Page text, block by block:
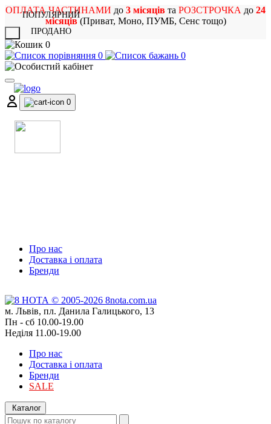
ОПЛАТА ЧАСТИНАМИ до 3 місяців та РОЗСТРОЧКА до 24
місяців(Приват, Моно, ПУМБ, Сенс тощо)
0
0
0
0
Про нас
Доставка і оплата
Бренди
м. Львів, пл. Данила Галицького, 13
Пн - сб 10.00-19.00
Неділя 11.00-19.00
Про нас
Доставка і оплата
Бренди
SALE
Каталог
ПОПУЛЯРНИЙ
ПРОДАНО